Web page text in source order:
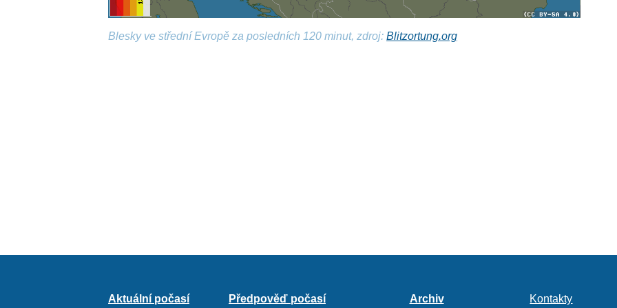
Blesky ve střední Evropě za posledních 120 minut, zdroj:Blitzortung.org
Aktuální počasí Předpověď počasí Archiv Kontakty